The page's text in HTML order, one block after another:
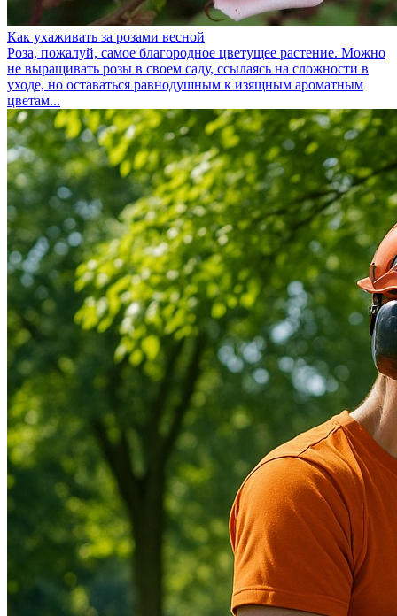
Как ухаживать за розами весной
Роза, пожалуй, самое благородное цветущее растение. Можно
не выращивать розы в своем саду, ссылаясь на сложности в
уходе, но оставаться равнодушным к изящным ароматным
цветам...